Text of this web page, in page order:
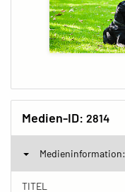
Medien-ID: 2814
Medieninformation:
TITEL